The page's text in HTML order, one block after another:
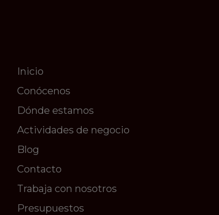
Inicio
Conócenos
Dónde estamos
Actividades de negocio
Blog
Contacto
Trabaja con nosotros
Presupuestos